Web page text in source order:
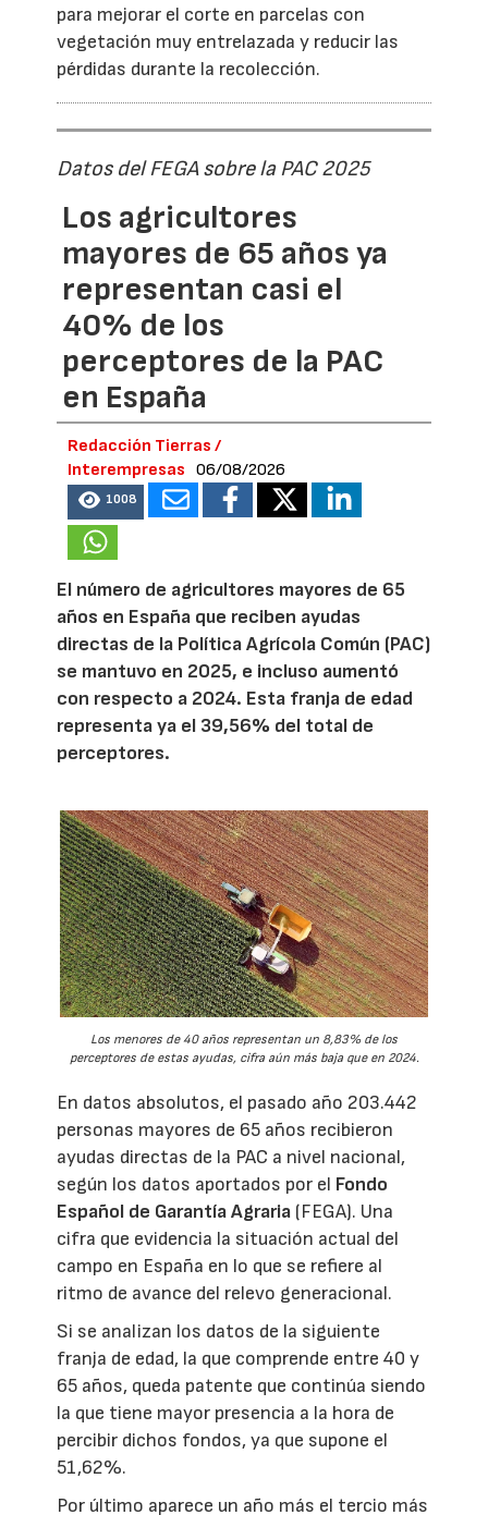
para mejorar el corte en parcelas con
vegetación muy entrelazada y reducir las
pérdidas durante la recolección.
Datos del FEGA sobre la PAC 2025
Los agricultores
mayores de 65 años ya
representan casi el
40% de los
perceptores de la PAC
en España
Redacción Tierras /
Interempresas
06/08/2026
1008
El número de agricultores mayores de 65
años en España que reciben ayudas
directas de la Política Agrícola Común (PAC)
se mantuvo en 2025, e incluso aumentó
con respecto a 2024. Esta franja de edad
representa ya el 39,56% del total de
perceptores.
Los menores de 40 años representan un 8,83% de los
perceptores de estas ayudas, cifra aún más baja que en 2024.
En datos absolutos, el pasado año 203.442
personas mayores de 65 años recibieron
ayudas directas de la PAC a nivel nacional,
según los datos aportados por el Fondo
Español de Garantía Agraria (FEGA). Una
cifra que evidencia la situación actual del
campo en España en lo que se refiere al
ritmo de avance del relevo generacional.
Si se analizan los datos de la siguiente
franja de edad, la que comprende entre 40 y
65 años, queda patente que continúa siendo
la que tiene mayor presencia a la hora de
percibir dichos fondos, ya que supone el
51,62%.
Por último aparece un año más el tercio más